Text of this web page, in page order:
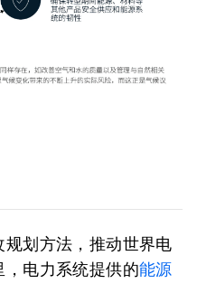
划方法，推动世界电
，电力系统提供的能源